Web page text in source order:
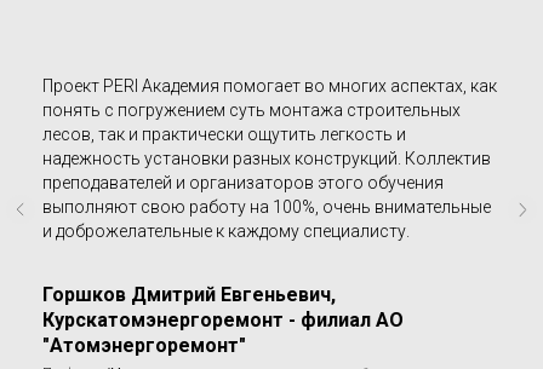
Проект PERI Академия помогает во многих аспектах, как
понять с погружением суть монтажа строительных
лесов, так и практически ощутить легкость и
надежность установки разных конструкций. Коллектив
преподавателей и организаторов этого обучения
выполняют свою работу на 100%, очень внимательные
и доброжелательные к каждому специалисту.
Горшков Дмитрий Евгеньевич,
Курскатомэнергоремонт - филиал АО
"Атомэнергоремонт"